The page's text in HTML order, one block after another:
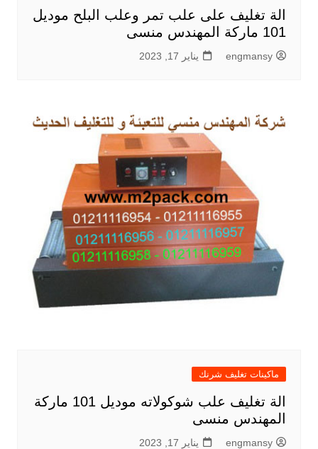
الة تغليف على علب تمر وعلب البلح موديل
101 ماركة المهندس منسى
engmansy يناير 17, 2023
ماكينات تغليف شرنك
الة تغليف علب شوكولاته موديل 101 ماركة
المهندس منسى
engmansy يناير 17, 2023